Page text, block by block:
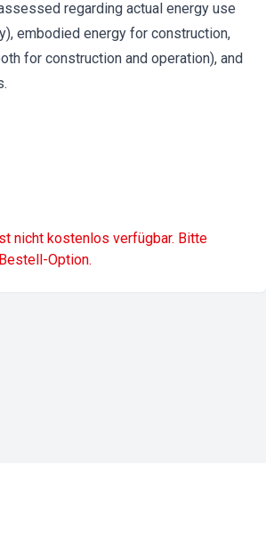
regarding actual energy use
embodied energy for construction,
for construction and operation), and
nicht kostenlos verfügbar. Bitte
Option.